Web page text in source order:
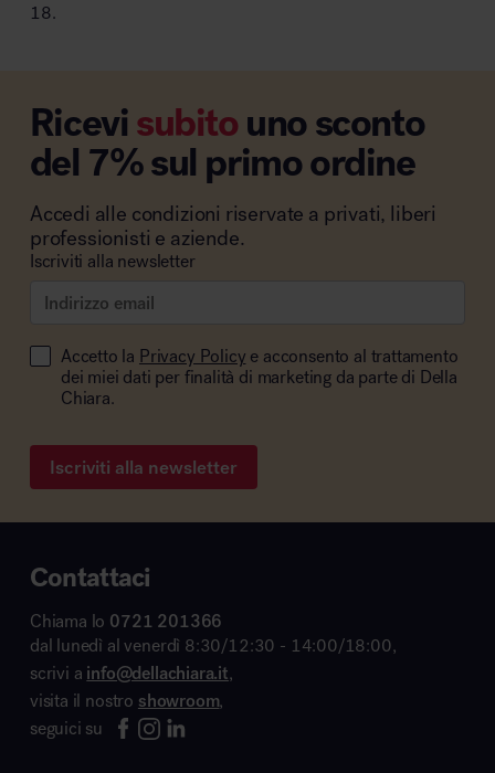
18.
Ricevisubitouno sconto
del 7% sul primo ordine
Accedi alle condizioni riservate a privati, liberi
professionisti e aziende.
Iscriviti alla newsletter
Accetto la Privacy Policy e acconsento al trattamento
dei miei dati per finalità di marketing da parte di Della
Chiara.
Iscriviti alla newsletter
Contattaci
Chiama lo 0721 201366
dal lunedì al venerdì 8:30/12:30 - 14:00/18:00,
scrivi a info@dellachiara.it,
visita il nostro showroom,
seguici su